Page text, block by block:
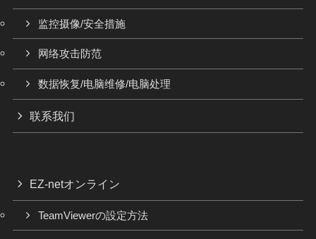
监控摄像/安全措施
网络攻击防范
数据恢复/电脑维修/电脑处理
联系我们
EZ-netオンライン
TeamViewerの設定方法